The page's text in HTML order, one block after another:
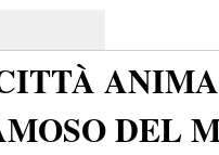
DEL